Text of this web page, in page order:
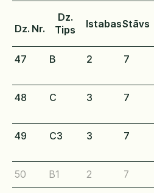
Dz. Nr.
Dz.
Tips
IstabasStāvs
47 B 2 7
48 C 3 7
49 C3 3 7
50 B1 2 7